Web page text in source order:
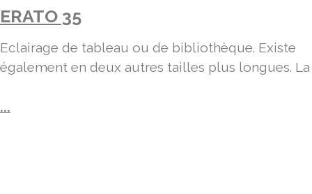
ERATO 35
Eclairage de tableau ou de bibliothèque. Existe
également en deux autres tailles plus longues. La
...